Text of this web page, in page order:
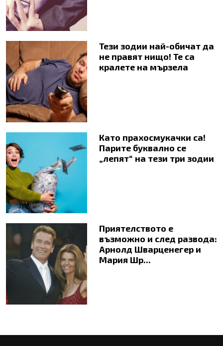
Тези зодии най-обичат да
не правят нищо! Те са
кралете на мързела
Като прахосмукачки са!
Парите буквално се
„лепят“ на тези три зодии
Приятелството е
възможно и след развода:
Арнолд Шварценегер и
Мария Шр...